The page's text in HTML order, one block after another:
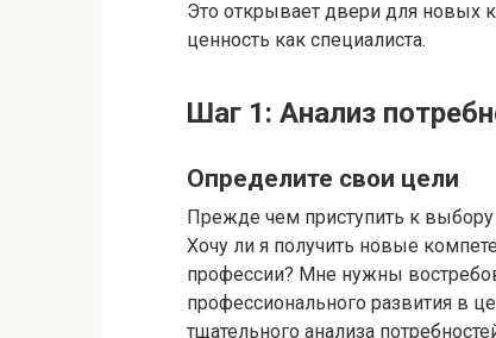
Это открывает двери для новых
ценность как специалиста.
Шаг 1: Анализ
Определите свои цели
Прежде чем приступить к выбору
Хочу ли я получить новые
профессии? Мне нужны
профессионального развития в
тщательного анализа